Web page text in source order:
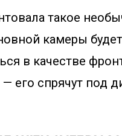
такое
камеры
в качестве
его спрячут под